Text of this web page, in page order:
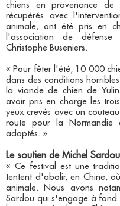
chiens en provenance
récupérés avec
animale, ont été pris en
l'association de défense
Christophe Buseniers.
« Pour fêter l'été, 10 000
dans des conditions
la viande de chien de
avoir pris en charge les
yeux crevés avec un
route pour la Normandie
adoptés. »
Le soutien de Michel Sardou
« Ce festival est une
tentent d'abolir, en Chine,
animale. Nous avons
Sardou qui s'engage à fond